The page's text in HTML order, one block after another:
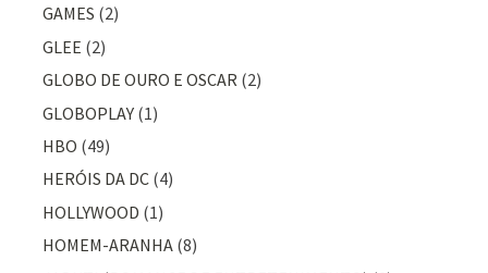
GAMES (2)
GLEE (2)
GLOBO DE OURO E OSCAR (2)
GLOBOPLAY (1)
HBO (49)
HERÓIS DA DC (4)
HOLLYWOOD (1)
HOMEM-ARANHA (8)